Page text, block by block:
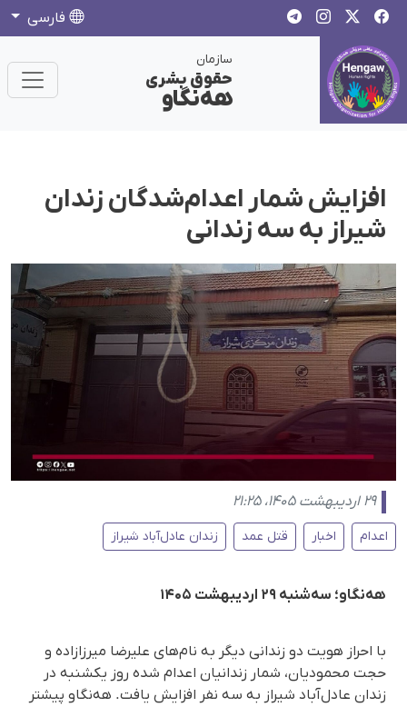
فارسی
سازمان
حقوق بشری
هەنگاو
افزایش شمار اعدام‌شدگان زندان
شیراز به سه زندانی
۲۹ اردیبهشت ۱۴۰۵، ۲۱:۲۵
اعدام اخبار قتل عمد زندان عادل‌آباد شیراز
هه‌نگاو؛ سه‌شنبه ۲۹ اردیبهشت ۱۴۰۵
با احراز هویت دو زندانی دیگر به نام‌های علیرضا میرزازاده و
حجت محمودیان، شمار زندانیان اعدام شده روز یکشنبه در
زندان عادل‌آباد شیراز به سه نفر افزایش یافت. هه‌نگاو پیشتر